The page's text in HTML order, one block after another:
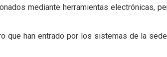
mediante herramientas electrónicas,
que han entrado por los sistemas de la